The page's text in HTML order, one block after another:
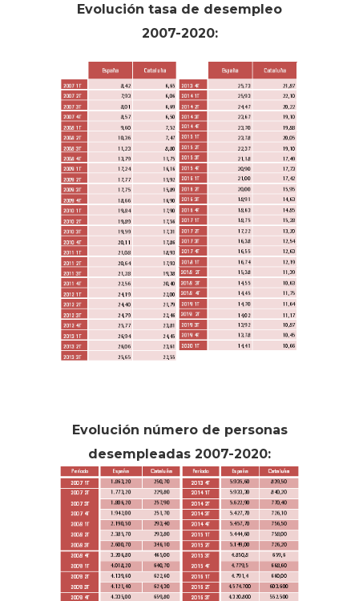
Evolución tasa de desempleo
2007-2020:
Evolución número de personas
desempleadas 2007-2020: